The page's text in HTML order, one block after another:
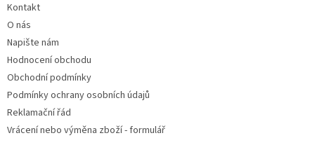
Kontakt
O nás
Napište nám
Hodnocení obchodu
Obchodní podmínky
Podmínky ochrany osobních údajů
Reklamační řád
Vrácení nebo výměna zboží - formulář